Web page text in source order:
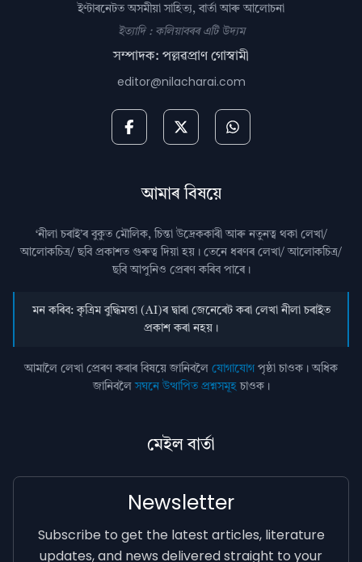
ইণ্টাৰনেটত অসমীয়া সাহিত্য, বাৰ্তা আৰু আলোচনা
ইত্যাদি : কলিয়াবৰৰ এটি উদ্যম
সম্পাদক: পল্লৱপ্ৰাণ গোস্বামী
editor@nilacharai.com
আমাৰ বিষয়ে
‘নীলা চৰাই’ৰ বুকুত মৌলিক, চিন্তা উদ্রেককাৰী আৰু নতুনত্ব থকা লেখা/
আলোকচিত্ৰ/ ছবি প্রকাশত গুৰুত্ব দিয়া হয়। তেনে ধৰণৰ লেখা/ আলোকচিত্ৰ/
ছবি আপুনিও প্রেৰণ কৰিব পাৰে।
মন কৰিব: কৃত্ৰিম বুদ্ধিমত্তা (AI)ৰ দ্বাৰা জেনেৰেট কৰা লেখা নীলা চৰাইত
প্ৰকাশ কৰা নহয়।
আমালৈ লেখা প্ৰেৰণ কৰাৰ বিষয়ে জানিবলৈ যোগাযোগ পৃষ্ঠা চাওক। অধিক
জানিবলৈসঘনে উত্থাপিত প্ৰশ্নসমূহচাওক।
মেইল বাৰ্তা
Newsletter
Subscribe to get the latest articles, literature
updates, and news delivered straight to your